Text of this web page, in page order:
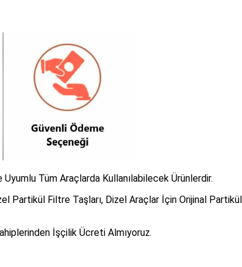
Tüm Araçlarda Kullanılabilecek Ürünlerdir.
Partikül Filtre Taşları, Dizel Araçlar İçin Orijinal
İşçilik Ücreti Almıyoruz.